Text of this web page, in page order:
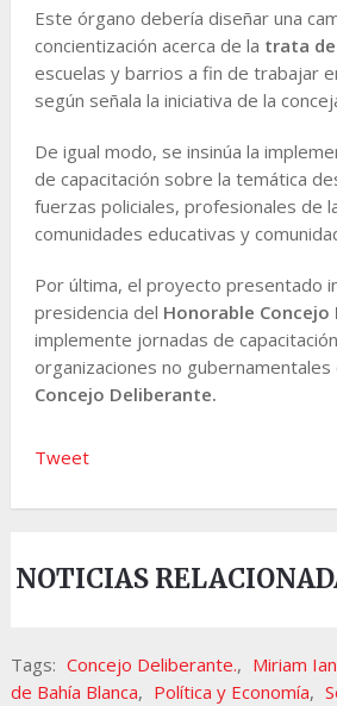
Este órgano debería diseñar una
concientización acerca de la trata
escuelas y barrios a fin de trabajar
según señala la iniciativa de la
De igual modo, se insinúa la
de capacitación sobre la temática
fuerzas policiales, profesionales de
comunidades educativas y
Por última, el proyecto presentado
presidencia del Honorable
implemente jornadas de
organizaciones no
Concejo Deliberante.
Tweet
NOTICIAS
Tags: Concejo Deliberante., Miriam
de Bahía Blanca, Política y Economía,